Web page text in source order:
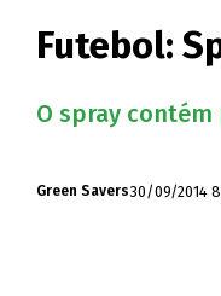
Futebol:
O spray
Green Savers30/09/2014